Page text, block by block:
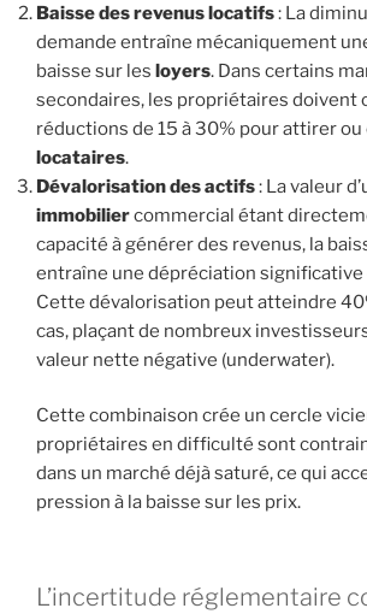
Baisse des revenus locatifs: La
demande entraîne mécaniquement
baisse sur les loyers. Dans certains
secondaires, les propriétaires doivent
réductions de 15 à 30% pour attirer
locataires.
Dévalorisation des actifs: La valeur
immobiliercommercial étant
capacité à générer des revenus, la
entraîne une dépréciation significative
Cette dévalorisation peut atteindre
cas, plaçant de nombreux
valeur nette négative (underwater).
Cette combinaison crée un cercle
propriétaires en difficulté sont
dans un marché déjà saturé, ce qui
pression à la baisse sur les prix.
L’incertitude réglementaire